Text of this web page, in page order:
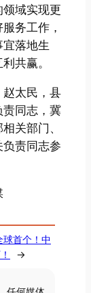
域实现更
务工作，
落地生
共赢。
太民，县
责同志，冀
关部门、
责同志参
球首个！中
→